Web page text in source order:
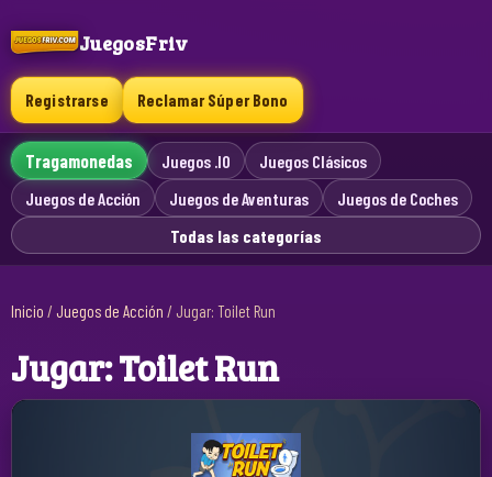
JuegosFriv
Registrarse Reclamar Súper Bono
Tragamonedas Juegos .IO
Juegos Clásicos
Juegos de Acción
Juegos de Aventuras
Juegos de Coches
Todas las categorías
Inicio / Juegos de Acción / Jugar: Toilet Run
Jugar: Toilet Run